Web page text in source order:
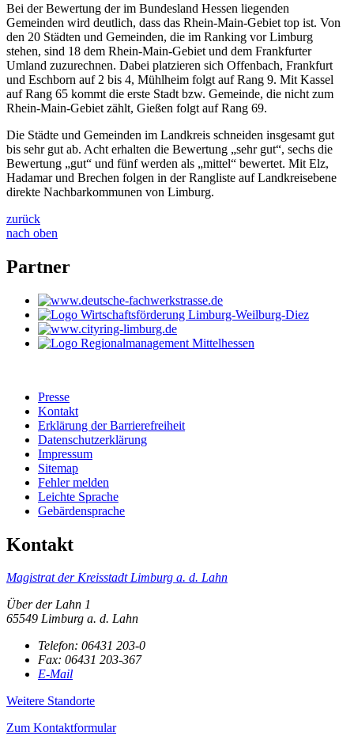
Bei der Bewertung der im Bundesland Hessen liegenden
Gemeinden wird deutlich, dass das Rhein-Main-Gebiet top ist. Von
den 20 Städten und Gemeinden, die im Ranking vor Limburg
stehen, sind 18 dem Rhein-Main-Gebiet und dem Frankfurter
Umland zuzurechnen. Dabei platzieren sich Offenbach, Frankfurt
und Eschborn auf 2 bis 4, Mühlheim folgt auf Rang 9. Mit Kassel
auf Rang 65 kommt die erste Stadt bzw. Gemeinde, die nicht zum
Rhein-Main-Gebiet zählt, Gießen folgt auf Rang 69.
Die Städte und Gemeinden im Landkreis schneiden insgesamt gut
bis sehr gut ab. Acht erhalten die Bewertung „sehr gut“, sechs die
Bewertung „gut“ und fünf werden als „mittel“ bewertet. Mit Elz,
Hadamar und Brechen folgen in der Rangliste auf Landkreisebene
direkte Nachbarkommunen von Limburg.
zurück
nach oben
Partner
Presse
Kontakt
Erklärung der Barrierefreiheit
Datenschutzerklärung
Impressum
Sitemap
Fehler melden
Leichte Sprache
Gebärdensprache
Kontakt
Magistrat der Kreisstadt Limburg a. d. Lahn
Über der Lahn 1
65549 Limburg a. d. Lahn
Telefon: 06431 203-0
Fax: 06431 203-367
E-Mail
Weitere Standorte
Zum Kontaktformular